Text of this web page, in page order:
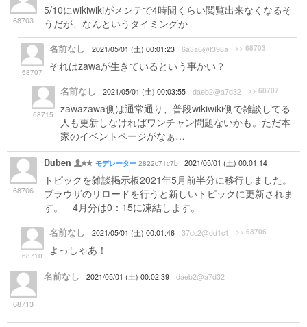
68703
5/10にwikiwikiがメンテで4時間くらい閲覧出来なくなるそ
うだが、なんというタイミングか
68707
名前なし 2021/05/01 (土) 00:01:23 6a3a6@f398a >> 68703
それはzawaが生きているという事かい？
68715
名前なし 2021/05/01 (土) 00:03:55 daeb2@a7d32 >> 68707
zawazawa側は通常通り、普段wikiwiki側で雑談してる
人も更新しなければワンチャン問題ないかも。ただ本
家のイベントページがなぁ…
68706
Duben モデレーター 2822c71c7b 2021/05/01 (土) 00:01:14
トピックを雑談掲示板2021年5月前半分に移行しました。
ブラウザのリロードを行うと新しいトピックに更新されま
す。 4月分は0：15に凍結します。
68710
名前なし 2021/05/01 (土) 00:01:46 37dc2@dd1c1 >> 68706
よっしゃあ！
68713
名前なし 2021/05/01 (土) 00:02:39 daeb2@a7d32